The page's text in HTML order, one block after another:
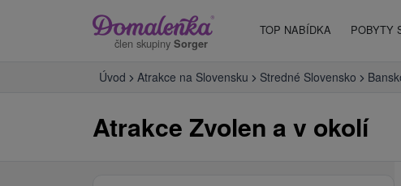
člen skupiny Sorger
TOP NABÍDKA POBYTY
Úvod Atrakce na Slovensku Stredné Slovensko
Atrakce Zvolen a v okolí